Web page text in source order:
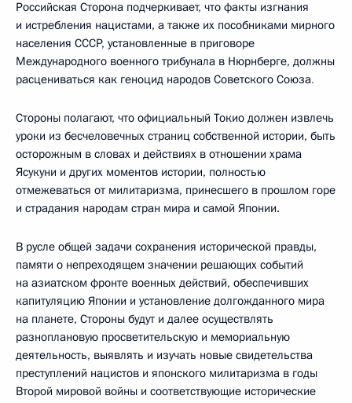
Российская Сторона подчеркивает, что факты изгнания
и истребления нацистами, а также их пособниками мирного
населения СССР, установленные в приговоре
Международного военного трибунала в Нюрнберге, должны
расцениваться как геноцид народов Советского Союза.
Стороны полагают, что официальный Токио должен извлечь
уроки из бесчеловечных страниц собственной истории, быть
осторожным в словах и действиях в отношении храма
Ясукуни и других моментов истории, полностью
отмежеваться от милитаризма, принесшего в прошлом горе
и страдания народам стран мира и самой Японии.
В русле общей задачи сохранения исторической правды,
памяти о непреходящем значении решающих событий
на азиатском фронте военных действий, обеспечивших
капитуляцию Японии и установление долгожданного мира
на планете, Стороны будут и далее осуществлять
разноплановую просветительскую и мемориальную
деятельность, выявлять и изучать новые свидетельства
преступлений нацистов и японского милитаризма в годы
Второй мировой войны и соответствующие исторические